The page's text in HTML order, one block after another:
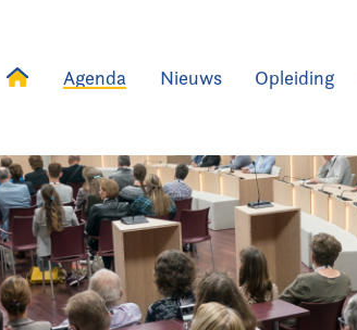
Agenda Nieuws Opleiding
Agenda Raadslid